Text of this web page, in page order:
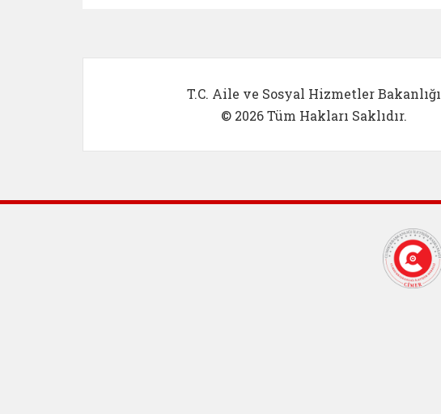
T.C. Aile ve Sosyal Hizmetler Bakanlığı
© 2026 Tüm Hakları Saklıdır.